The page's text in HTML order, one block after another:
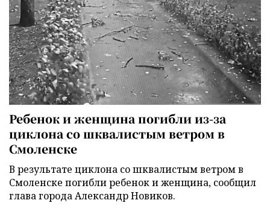
Ребенок и женщина погибли из-за
циклона со шквалистым ветром в
Смоленске
В результате циклона со шквалистым ветром в
Смоленске погибли ребенок и женщина, сообщил
глава города Александр Новиков.